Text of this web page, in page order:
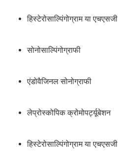
हिस्टेरोसाल्पिंगोग्राम या एचएसजी
सोनोसाल्पिंगोग्राफी
एंडोवैजिनल सोनोग्राफी
लेप्रोस्कोपिक क्रोमोपर्ट्यूबेशन
हिस्टेरोसाल्पिंगोग्राम या एचएसजी